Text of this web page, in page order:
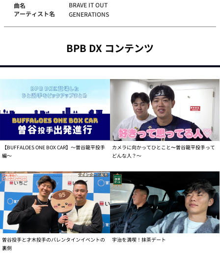
曲名
アーティスト名
BRAVE IT OUT
GENERATIONS
BPB DX コンテンツ
【BUFFALOES ONE BOX CAR】～曽谷龍平投手
編～
カメラに向かってひとこと〜曽谷龍平投手って
どんな人？～
曽谷投手と才木投手のバレンタインイベントの
裏側
宇治を満喫！抹茶デート